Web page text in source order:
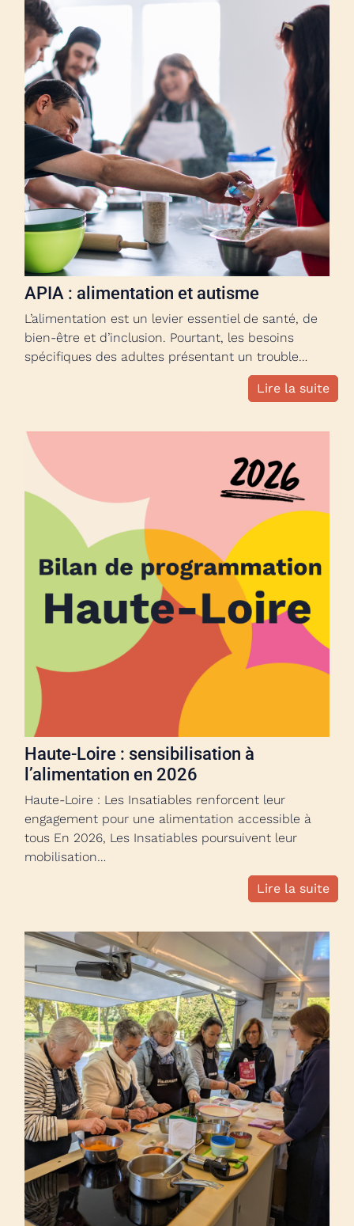
APIA : alimentation et autisme
L’alimentation est un levier essentiel de santé, de
bien-être et d’inclusion. Pourtant, les besoins
spécifiques des adultes présentant un trouble…
Lire la suite
Haute-Loire : sensibilisation à
l’alimentation en 2026
Haute-Loire : Les Insatiables renforcent leur
engagement pour une alimentation accessible à
tous En 2026, Les Insatiables poursuivent leur
mobilisation…
Lire la suite